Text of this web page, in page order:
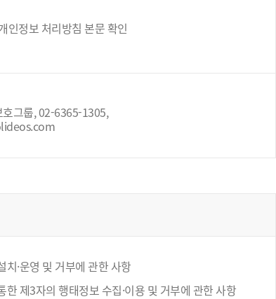
인정보 처리방침 본문 확인
그룹, 02-6365-1305,
·운영 및 거부에 관한 사항
제3자의 행태정보 수집·이용 및 거부에 관한 사항